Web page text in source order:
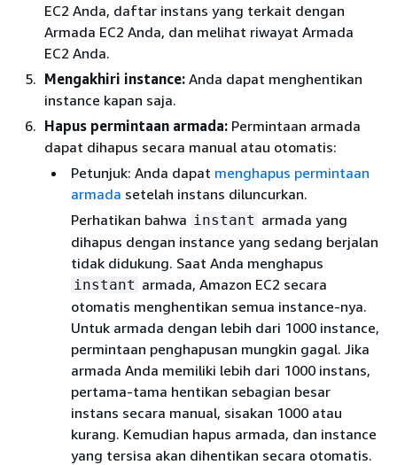
EC2 Anda, daftar instans yang terkait dengan
Armada EC2 Anda, dan melihat riwayat Armada
EC2 Anda.
Mengakhiri instance: Anda dapat menghentikan
instance kapan saja.
Hapus permintaan armada: Permintaan armada
dapat dihapus secara manual atau otomatis:
Petunjuk: Anda dapat menghapus permintaan
armada setelah instans diluncurkan.
Perhatikan bahwa instant armada yang
dihapus dengan instance yang sedang berjalan
tidak didukung. Saat Anda menghapus
instant armada, Amazon EC2 secara
otomatis menghentikan semua instance-nya.
Untuk armada dengan lebih dari 1000 instance,
permintaan penghapusan mungkin gagal. Jika
armada Anda memiliki lebih dari 1000 instans,
pertama-tama hentikan sebagian besar
instans secara manual, sisakan 1000 atau
kurang. Kemudian hapus armada, dan instance
yang tersisa akan dihentikan secara otomatis.